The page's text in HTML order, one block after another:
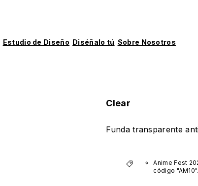
Estudio de Diseño Diséñalo tú Sobre Nosotros
Clear
Funda transparente
Anime Fest
código "AM10".